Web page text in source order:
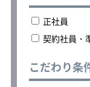
正社員
契約社員・
こだわり条